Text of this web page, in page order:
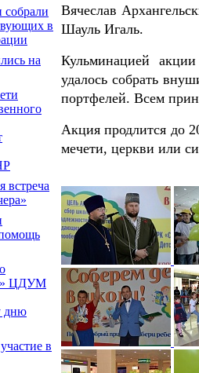
в
на
встреча
ЦДУМ
дню
в
Вячеслав
Шауль Игаль.
Кульминацией
удалось собрать
портфелей. Всем
Акция продлится до
мечети, церкви или